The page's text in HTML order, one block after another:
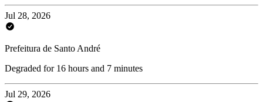
Jul 28, 2026
Prefeitura de Santo André
Degraded for 16 hours and 7 minutes
Jul 29, 2026